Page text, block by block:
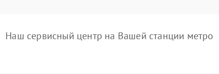
Наш сервисный центр на Вашей станции метро